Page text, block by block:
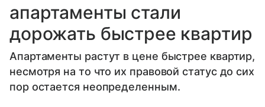
апартаменты стали
дорожать быстрее квартир
Апартаменты растут в цене быстрее квартир,
несмотря на то что их правовой статус до сих
пор остается неопределенным.